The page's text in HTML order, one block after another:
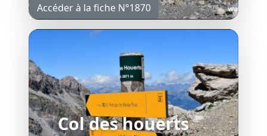
Accéder à la fiche N°1870
Col des houerts